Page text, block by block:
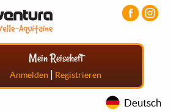
Mein Reiseheft
Anmelden | Registrieren
Deutsch